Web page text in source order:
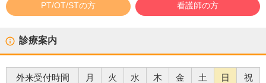
PT/OT/STの方 看護師の方
診療案内
外来受付時間 月 火 水 木 金 土 日 祝